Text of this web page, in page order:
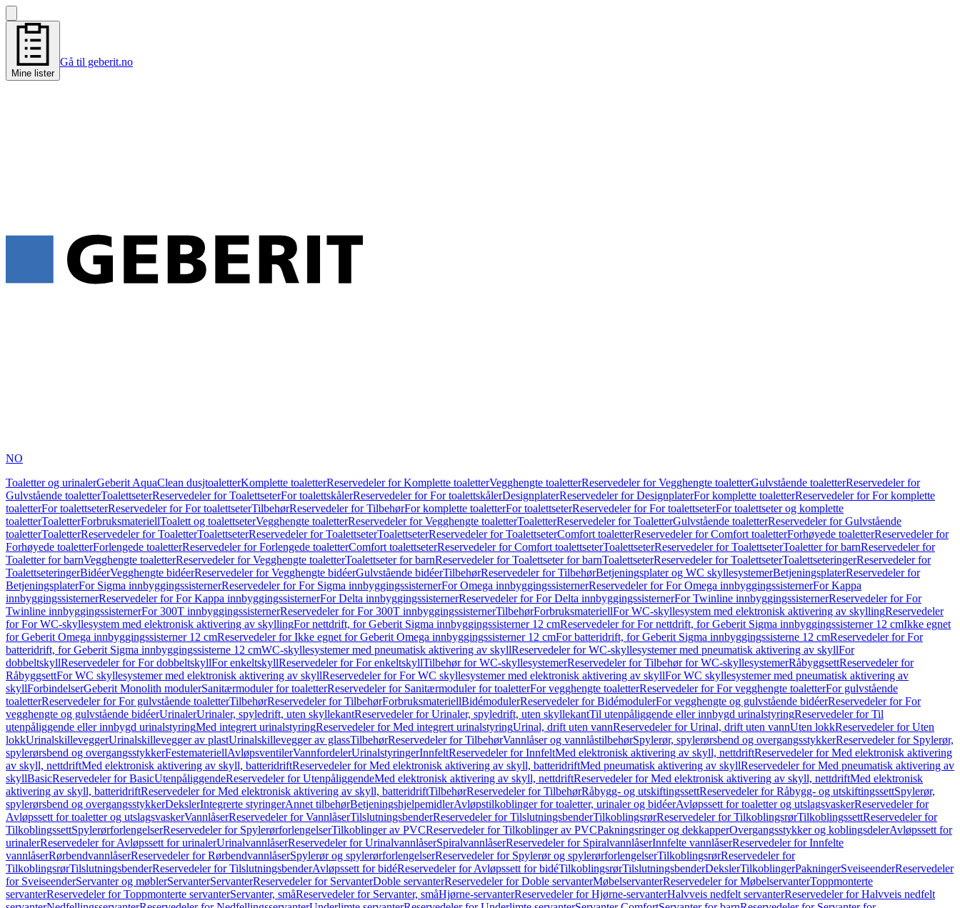
Mine lister
Gå til geberit.no
NO
Toaletter og urinalerGeberit AquaClean dusjtoaletterKomplette toaletterReservedeler for Komplette toaletterVegghengte toaletterReservedeler for Vegghengte toaletterGulvstående toaletterReservedeler for
Gulvstående toaletterToalettseterReservedeler for ToalettseterFor toalettskålerReservedeler for For toalettskålerDesignplaterReservedeler for DesignplaterFor komplette toaletterReservedeler for For komplette
toaletterFor toalettseterReservedeler for For toalettseterTilbehørReservedeler for TilbehørFor komplette toaletterFor toalettseterReservedeler for For toalettseterFor toalettseter og komplette
toaletterToaletterForbruksmateriellToalett og toalettseterVegghengte toaletterReservedeler for Vegghengte toaletterToaletterReservedeler for ToaletterGulvstående toaletterReservedeler for Gulvstående
toaletterToaletterReservedeler for ToaletterToalettseterReservedeler for ToalettseterToalettseterReservedeler for ToalettseterComfort toaletterReservedeler for Comfort toaletterForhøyede toaletterReservedeler for
Forhøyede toaletterForlengede toaletterReservedeler for Forlengede toaletterComfort toalettseterReservedeler for Comfort toalettseterToalettseterReservedeler for ToalettseterToaletter for barnReservedeler for
Toaletter for barnVegghengte toaletterReservedeler for Vegghengte toaletterToalettseter for barnReservedeler for Toalettseter for barnToalettseterReservedeler for ToalettseterToalettseteringerReservedeler for
ToalettseteringerBidéerVegghengte bidéerReservedeler for Vegghengte bidéerGulvstående bidéerTilbehørReservedeler for TilbehørBetjeningsplater og WC skyllesystemerBetjeningsplaterReservedeler for
BetjeningsplaterFor Sigma innbyggingssisternerReservedeler for For Sigma innbyggingssisternerFor Omega innbyggingssisternerReservedeler for For Omega innbyggingssisternerFor Kappa
innbyggingssisternerReservedeler for For Kappa innbyggingssisternerFor Delta innbyggingssisternerReservedeler for For Delta innbyggingssisternerFor Twinline innbyggingssisternerReservedeler for For
Twinline innbyggingssisternerFor 300T innbyggingssisternerReservedeler for For 300T innbyggingssisternerTilbehørForbruksmateriellFor WC-skyllesystem med elektronisk aktivering av skyllingReservedeler
for For WC-skyllesystem med elektronisk aktivering av skyllingFor nettdrift, for Geberit Sigma innbyggingssisterner 12 cmReservedeler for For nettdrift, for Geberit Sigma innbyggingssisterner 12 cmIkke egnet
for Geberit Omega innbyggingssisterner 12 cmReservedeler for Ikke egnet for Geberit Omega innbyggingssisterner 12 cmFor batteridrift, for Geberit Sigma innbyggingssisterne 12 cmReservedeler for For
batteridrift, for Geberit Sigma innbyggingssisterne 12 cmWC-skyllesystemer med pneumatisk aktivering av skyllReservedeler for WC-skyllesystemer med pneumatisk aktivering av skyllFor
dobbeltskyllReservedeler for For dobbeltskyllFor enkeltskyllReservedeler for For enkeltskyllTilbehør for WC-skyllesystemerReservedeler for Tilbehør for WC-skyllesystemerRåbyggsettReservedeler for
RåbyggsettFor WC skyllesystemer med elektronisk aktivering av skyllReservedeler for For WC skyllesystemer med elektronisk aktivering av skyllFor WC skyllesystemer med pneumatisk aktivering av
skyllForbindelserGeberit Monolith modulerSanitærmoduler for toaletterReservedeler for Sanitærmoduler for toaletterFor vegghengte toaletterReservedeler for For vegghengte toaletterFor gulvstående
toaletterReservedeler for For gulvstående toaletterTilbehørReservedeler for TilbehørForbruksmateriellBidémodulerReservedeler for BidémodulerFor vegghengte og gulvstående bidéerReservedeler for For
vegghengte og gulvstående bidéerUrinalerUrinaler, spyledrift, uten skyllekantReservedeler for Urinaler, spyledrift, uten skyllekantTil utenpåliggende eller innbygd urinalstyringReservedeler for Til
utenpåliggende eller innbygd urinalstyringMed integrert urinalstyringReservedeler for Med integrert urinalstyringUrinal, drift uten vannReservedeler for Urinal, drift uten vannUten lokkReservedeler for Uten
lokkUrinalskilleveggerUrinalskillevegger av plastUrinalskillevegger av glassTilbehørReservedeler for TilbehørVannlåser og vannlåstilbehørSpylerør, spylerørsbend og overgangsstykkerReservedeler for Spylerør,
spylerørsbend og overgangsstykkerFestemateriellAvløpsventilerVannfordelerUrinalstyringerInnfeltReservedeler for InnfeltMed elektronisk aktivering av skyll, nettdriftReservedeler for Med elektronisk aktivering
av skyll, nettdriftMed elektronisk aktivering av skyll, batteridriftReservedeler for Med elektronisk aktivering av skyll, batteridriftMed pneumatisk aktivering av skyllReservedeler for Med pneumatisk aktivering av
skyllBasicReservedeler for BasicUtenpåliggendeReservedeler for UtenpåliggendeMed elektronisk aktivering av skyll, nettdriftReservedeler for Med elektronisk aktivering av skyll, nettdriftMed elektronisk
aktivering av skyll, batteridriftReservedeler for Med elektronisk aktivering av skyll, batteridriftTilbehørReservedeler for TilbehørRåbygg- og utskiftingssettReservedeler for Råbygg- og utskiftingssettSpylerør,
spylerørsbend og overgangsstykkerDekslerIntegrerte styringerAnnet tilbehørBetjeningshjelpemidlerAvløpstilkoblinger for toaletter, urinaler og bidéerAvløpssett for toaletter og utslagsvaskerReservedeler for
Avløpssett for toaletter og utslagsvaskerVannlåserReservedeler for VannlåserTilslutningsbenderReservedeler for TilslutningsbenderTilkoblingsrørReservedeler for TilkoblingsrørTilkoblingssettReservedeler for
TilkoblingssettSpylerørforlengelserReservedeler for SpylerørforlengelserTilkoblinger av PVCReservedeler for Tilkoblinger av PVCPakningsringer og dekkapperOvergangsstykker og koblingsdelerAvløpssett for
urinalerReservedeler for Avløpssett for urinalerUrinalvannlåserReservedeler for UrinalvannlåserSpiralvannlåserReservedeler for SpiralvannlåserInnfelte vannlåserReservedeler for Innfelte
vannlåserRørbendvannlåserReservedeler for RørbendvannlåserSpylerør og spylerørforlengelserReservedeler for Spylerør og spylerørforlengelserTilkoblingsrørReservedeler for
TilkoblingsrørTilslutningsbenderReservedeler for TilslutningsbenderAvløpssett for bidéReservedeler for Avløpssett for bidéTilkoblingsrørTilslutningsbenderDekslerTilkoblingerPakningerSveiseenderReservedeler
for SveiseenderServanter og møblerServanterServanterReservedeler for ServanterDoble servanterReservedeler for Doble servanterMøbelservanterReservedeler for MøbelservanterToppmonterte
servanterReservedeler for Toppmonterte servanterServanter, småReservedeler for Servanter, småHjørne-servanterReservedeler for Hjørne-servanterHalvveis nedfelt servanterReservedeler for Halvveis nedfelt